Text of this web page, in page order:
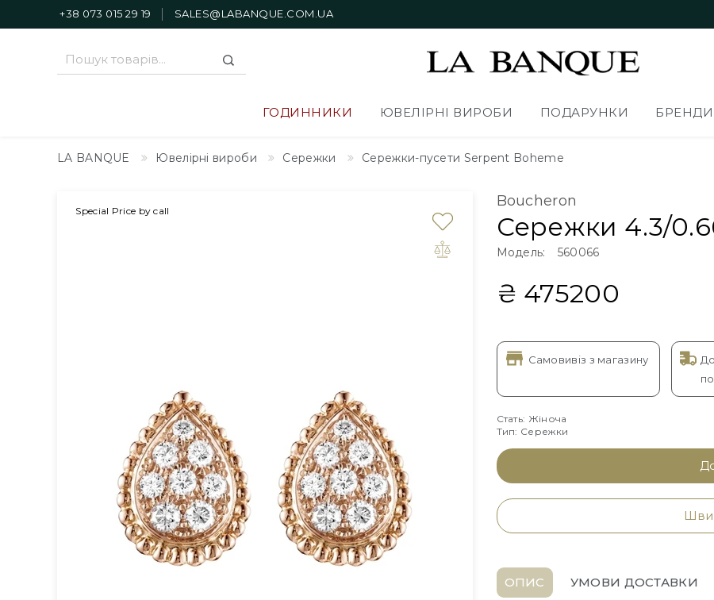
+38 073 015 29 19 SALES@LABANQUE.COM.UA
ГОДИННИКИ ЮВЕЛІРНІ ВИРОБИ ПОДАРУНКИ БРЕНДИ
LA BANQUE Ювелірні вироби Сережки Сережки-пусети Serpent Boheme
Special Price by call
Boucheron
Сережки 4.3/
Модель: 560066
₴ 475200
Самовивіз з магазину
Стать: Жіноча
Тип: Сережки
ОПИС УМОВИ ДОСТАВКИ